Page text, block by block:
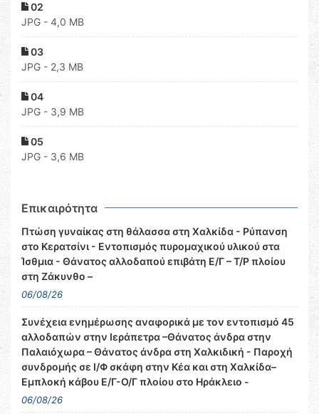
02
JPG - 4,0 MB
03
JPG - 2,3 MB
04
JPG - 3,9 MB
05
JPG - 3,6 MB
Επικαιρότητα
Πτώση γυναίκας στη θάλασσα στη Χαλκίδα - Ρύπανση
στο Κερατσίνι - Εντοπισμός πυρομαχικού υλικού στα
Ίσθμια - Θάνατος αλλοδαπού επιβάτη Ε/Γ – Τ/Ρ πλοίου
στη Ζάκυνθο –
06/08/26
Συνέχεια ενημέρωσης αναφορικά με τον εντοπισμό 45
αλλοδαπών στην Ιεράπετρα –Θάνατος άνδρα στην
Παλαιόχωρα – Θάνατος άνδρα στη Χαλκιδική - Παροχή
συνδρομής σε Ι/Φ σκάφη στην Κέα και στη Χαλκίδα–
Εμπλοκή κάβου Ε/Γ-Ο/Γ πλοίου στο Ηράκλειο -
06/08/26